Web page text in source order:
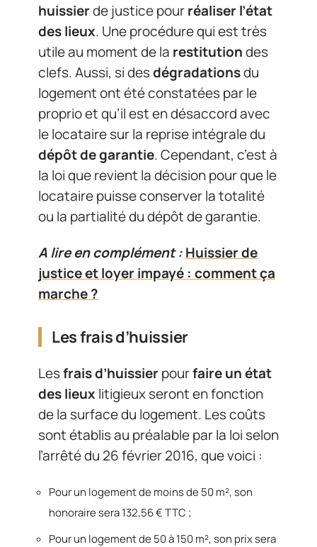
huissierde justice pourréaliser l’état
des lieux. Une procédure qui est très
utile au moment de la restitutiondes
clefs. Aussi, si desdégradationsdu
logement ont été constatées par le
proprio et qu’il est en désaccord avec
le locataire sur la reprise intégrale du
dépôt de garantie. Cependant, c’est à
la loi que revient la décision pour que le
locataire puisse conserver la totalité
ou la partialité du dépôt de garantie.
A lire en complément :Huissier de
justice et loyer impayé : comment ça
marche ?
Les frais d’huissier
Lesfrais d’huissierpourfaire un état
des lieux litigieux seront en fonction
de la surface du logement. Les coûts
sont établis au préalable par la loi selon
l’arrêté du 26 février 2016, que voici :
Pour un logement de moins de 50 m², son
honoraire sera 132,56 € TTC ;
Pour un logement de 50 à 150 m², son prix sera